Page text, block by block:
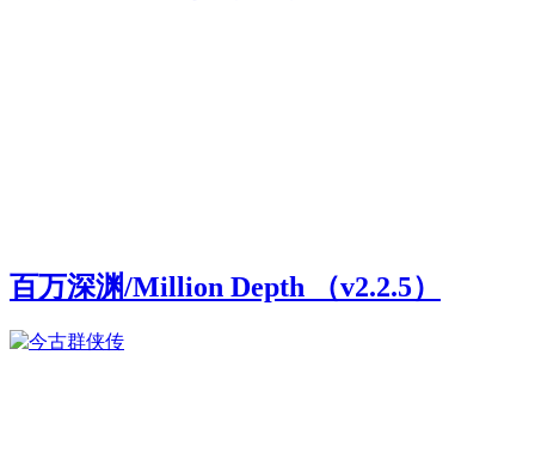
百万深渊/Million Depth （v2.2.5）